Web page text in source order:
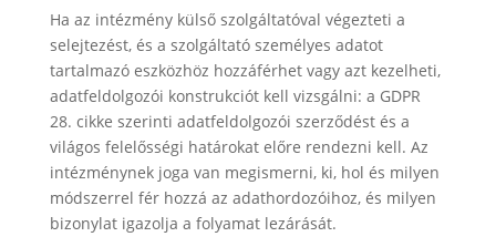
Ha az intézmény külső szolgáltatóval végezteti a
selejtezést, és a szolgáltató személyes adatot
tartalmazó eszközhöz hozzáférhet vagy azt kezelheti,
adatfeldolgozói konstrukciót kell vizsgálni: a GDPR
28. cikke szerinti adatfeldolgozói szerződést és a
világos felelősségi határokat előre rendezni kell. Az
intézménynek joga van megismerni, ki, hol és milyen
módszerrel fér hozzá az adathordozóihoz, és milyen
bizonylat igazolja a folyamat lezárását.